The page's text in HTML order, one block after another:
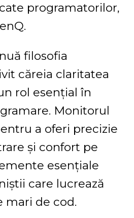
programatorilor,
filosofia
căreia claritatea
rol esențial în
Monitorul
a oferi precizie
și confort pe
esențiale
care lucrează
mari de cod.